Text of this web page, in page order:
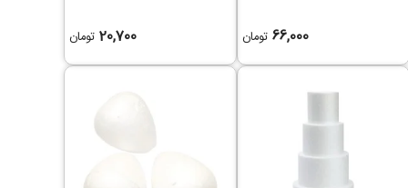
66,000 تومان 20,700 تومان